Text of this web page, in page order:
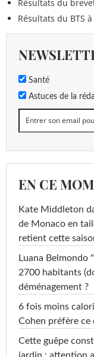
Résultats du
Résultats du BTS
Santé
Astuces de la
EN CE
Kate Middleton
de Monaco en
retient cette
Luana Belmondo
2700 habitants
déménagement ?
6 fois moins
Cohen préfère ce
Cette guêpe
jardin : attention